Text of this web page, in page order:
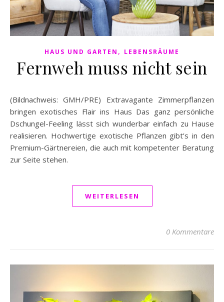
HAUS UND GARTEN , LEBENSRÄUME
Fernweh muss nicht sein
(Bildnachweis: GMH/PRE) Extravagante Zimmerpflanzen
bringen exotisches Flair ins Haus Das ganz persönliche
Dschungel-Feeling lässt sich wunderbar einfach zu Hause
realisieren. Hochwertige exotische Pflanzen gibt’s in den
Premium-Gärtnereien, die auch mit kompetenter Beratung
zur Seite stehen.
WEITERLESEN
0 Kommentare